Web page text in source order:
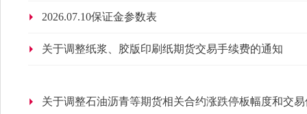
2026.07.10保证金参数表
关于调整纸浆、胶版印刷纸期货交易手续费的通知
关于调整石油沥青等期货相关合约涨跌停板幅度和交